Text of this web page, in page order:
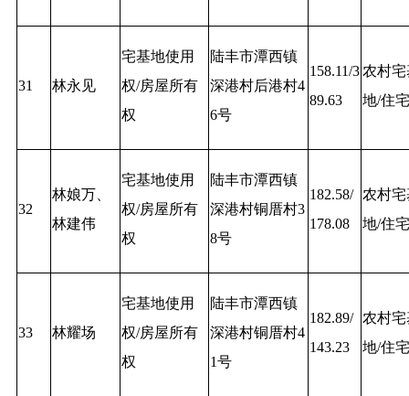
31 林永见
宅基地使用
权/房屋所有
权
陆丰市潭西镇
深港村后港村4
6号
158.11/3
89.63
农村宅
地/住宅
32
林娘万、
林建伟
宅基地使用
权/房屋所有
权
陆丰市潭西镇
深港村铜厝村3
8号
182.58/
178.08
农村宅
地/住宅
33 林耀场
宅基地使用
权/房屋所有
权
陆丰市潭西镇
深港村铜厝村4
1号
182.89/
143.23
农村宅
地/住宅